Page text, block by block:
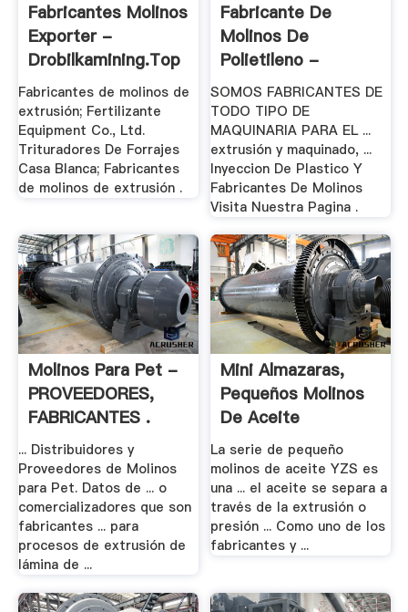
Fabricantes Molinos
Exporter -
Drobilkamining.top
Fabricantes de molinos de
extrusión; Fertilizante
Equipment Co., Ltd.
Trituradores De Forrajes
Casa Blanca; Fabricantes
de molinos de extrusión .
Fabricante De
Molinos De
Polietileno -
Bertkelly
SOMOS FABRICANTES DE
TODO TIPO DE
MAQUINARIA PARA EL ...
extrusión y maquinado, ...
Inyeccion De Plastico Y
Fabricantes De Molinos
Visita Nuestra Pagina .
Molinos Para Pet -
PROVEEDORES,
FABRICANTES .
... Distribuidores y
Proveedores de Molinos
para Pet. Datos de ... o
comercializadores que son
fabricantes ... para
procesos de extrusión de
lámina de ...
Mini Almazaras,
Pequeños Molinos
De Aceite
La serie de pequeño
molinos de aceite YZS es
una ... el aceite se separa a
través de la extrusión o
presión ... Como uno de los
fabricantes y ...